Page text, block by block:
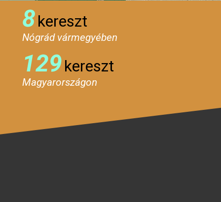
8kereszt
Nógrád vármegyében
129kereszt
Magyarországon